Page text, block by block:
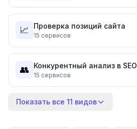
📈 Проверка позиций сайта
15 сервисов
👥 Конкурентный анализ в SEO
15 сервисов
Показать все 11 видов